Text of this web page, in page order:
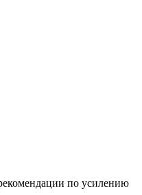
по усилению